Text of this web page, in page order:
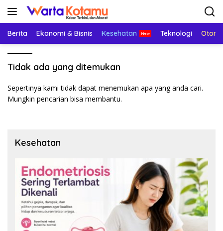
Langsung
Berita Ekonomi & Bisnis Kesehatan Teknologi
Tidak ada yang ditemukan
Sepertinya kami tidak dapat menemukan apa yang anda cari.
Mungkin pencarian bisa membantu.
Kesehatan